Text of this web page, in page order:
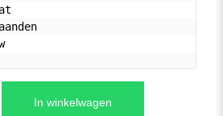
In winkelwagen